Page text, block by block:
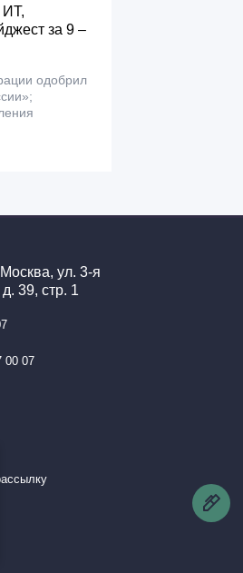
ИТ,
за 9 –
одобрил
ул. 3-я
39, стр. 1
00 07